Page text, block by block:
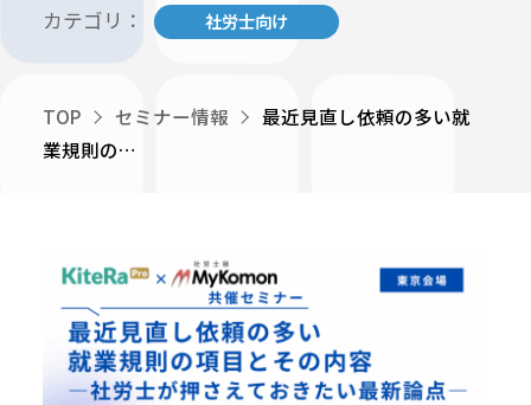
カテゴリ： 社労士向け
TOP セミナー情報
最近見直し依頼の多い就
業規則の…